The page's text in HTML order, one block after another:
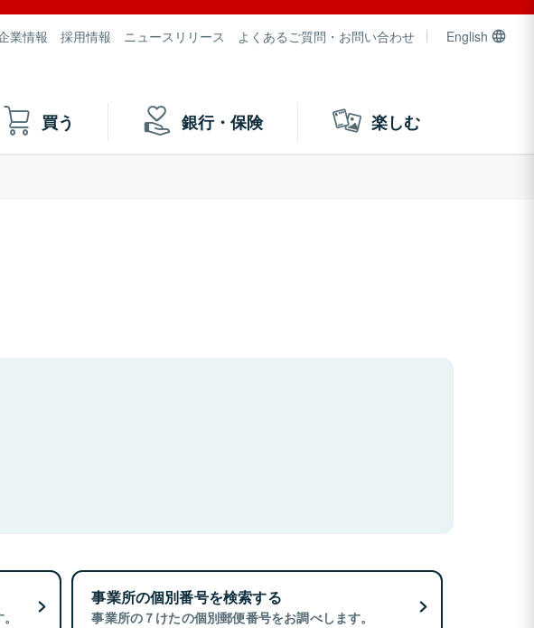
業情報 採用情報 ニュースリリース よくあるご質問・お問い合わせ English
買う 銀行・保険 楽しむ
事業所の個別番号を検索する
事業所の７けたの個別郵便番号をお調べします。